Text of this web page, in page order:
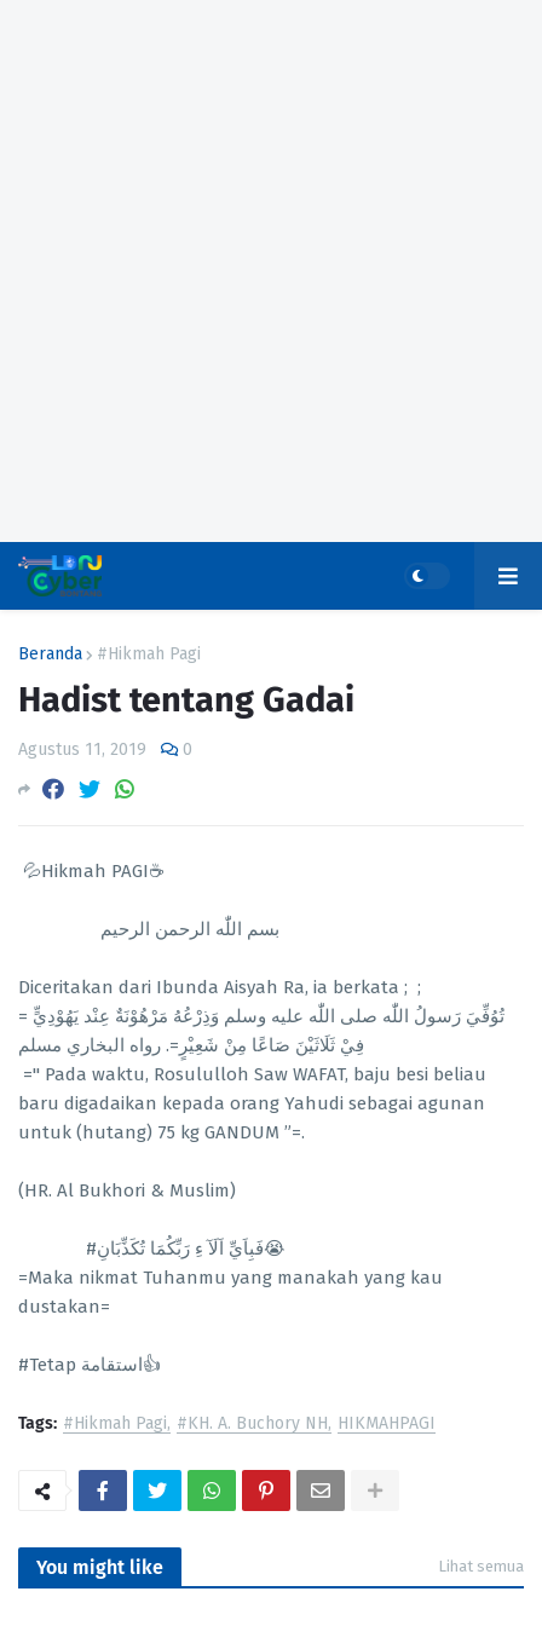
Beranda #Hikmah Pagi
Hadist tentang Gadai
Agustus 11, 2019 0
💦Hikmah PAGI☕
بسم اللّٰه الرحمن الرحيم
Diceritakan dari Ibunda Aisyah Ra, ia berkata ; ;
= تُوُفِّيَ رَسولُ اللّٰه صلى اللّٰه عليه وسلم وَذِرْعُهُ مَرْهُوْنَةٌ عِنْد يَهُوْدِيٍّ
=" Pada waktu, Rosululloh Saw WAFAT, baju besi beliau
baru digadaikan kepada orang Yahudi sebagai agunan
untuk (hutang) 75 kg GANDUM ”=.
(HR. Al Bukhori & Muslim)
#فَبِاَيِّ اَلَآ ءِ رَبِّكُمَا تُكَذِّبَانِ😭
=Maka nikmat Tuhanmu yang manakah yang kau
dustakan=
#Tetap استقامة👍
Tags: #Hikmah Pagi #KH. A. Buchory NH HIKMAHPAGI
You might like Lihat semua